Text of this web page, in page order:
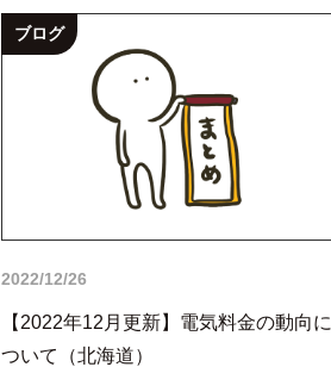
ブログ
2022/12/26
【2022年12月更新】電気料金の動向に
ついて（北海道）